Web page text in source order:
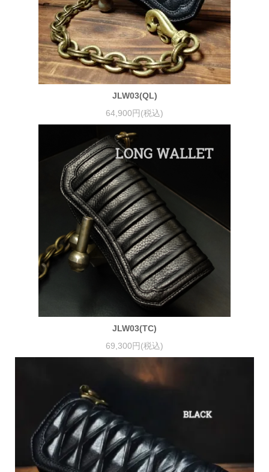
JLW03(QL)
64,900円(税込)
JLW03(TC)
69,300円(税込)